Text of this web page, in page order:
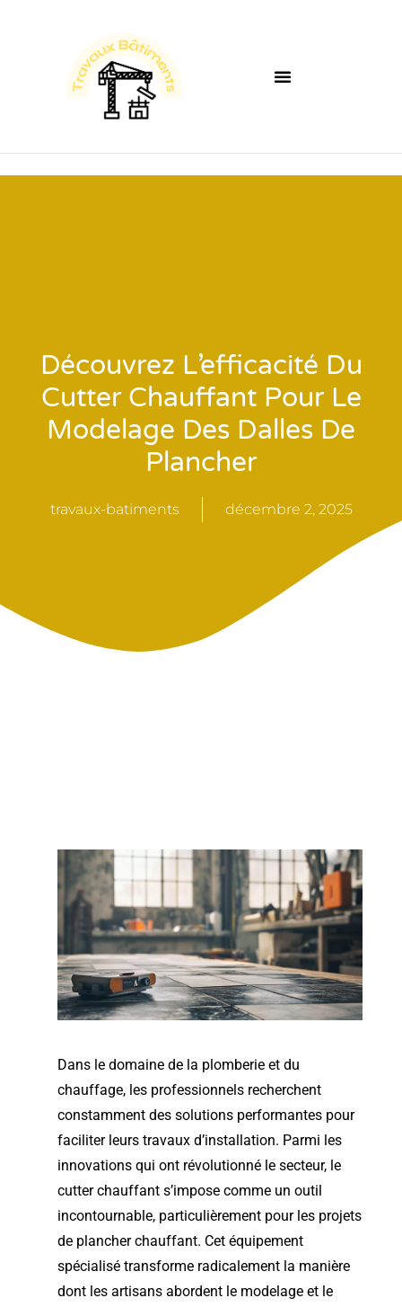
Découvrez L’efficacité Du
Cutter Chauffant Pour Le
Modelage Des Dalles De
Plancher
travaux-batiments décembre 2, 2025
Dans le domaine de la plomberie et du
chauffage, les professionnels recherchent
constamment des solutions performantes pour
faciliter leurs travaux d’installation. Parmi les
innovations qui ont révolutionné le secteur, le
cutter chauffant s’impose comme un outil
incontournable, particulièrement pour les projets
de plancher chauffant. Cet équipement
spécialisé transforme radicalement la manière
dont les artisans abordent le modelage et le